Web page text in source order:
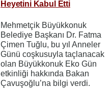
Heyetini Kabul Etti
Mehmetçik Büyükkonuk
Belediye Başkanı Dr. Fatma
Çimen Tuğlu, bu yıl Anneler
Günü coşkusuyla taçlanacak
olan Büyükkonuk Eko Gün
etkinliği hakkında Bakan
Çavuşoğlu’na bilgi verdi.